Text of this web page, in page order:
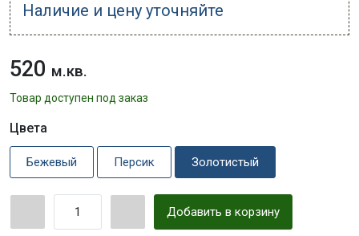
Наличие и цену уточняйте
520 м.кв.
Товар доступен под заказ
Цвета
Бежевый Персик Золотистый
Добавить в корзину